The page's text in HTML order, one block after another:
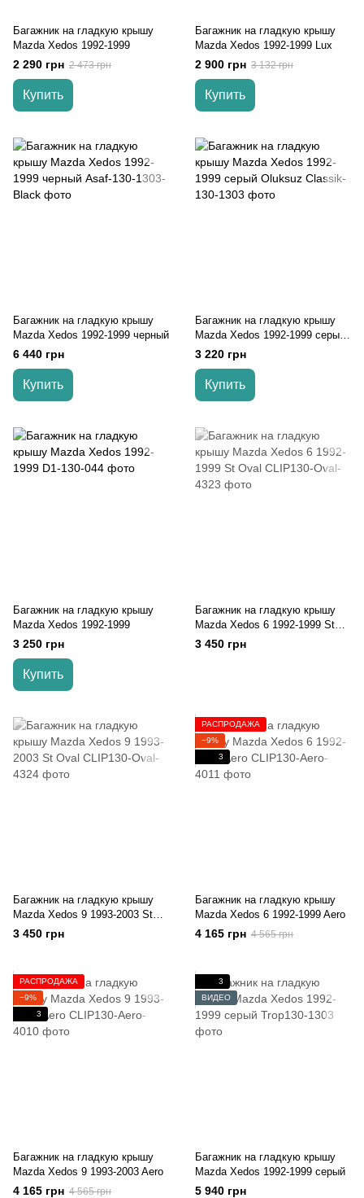
Багажник на гладкую крышу
Mazda Xedos 1992-1999
2 290 грн 2 473 грн
Купить
Багажник на гладкую крышу
Mazda Xedos 1992-1999 Lux
2 900 грн 3 132 грн
Купить
Багажник на гладкую крышу
Mazda Xedos 1992-1999 черный
6 440 грн
Купить
Багажник на гладкую крышу
Mazda Xedos 1992-1999 серый
Oluksuz
3 220 грн
Купить
Багажник на гладкую крышу
Mazda Xedos 1992-1999
3 250 грн
Купить
Багажник на гладкую крышу
Mazda Xedos 6 1992-1999 St
Oval
3 450 грн
Багажник на гладкую крышу
Mazda Xedos 9 1993-2003 St
Oval
3 450 грн
РАСПРОДАЖА
−9%
3
Багажник на гладкую крышу
Mazda Xedos 6 1992-1999 Aero
4 165 грн 4 565 грн
РАСПРОДАЖА
−9%
3
Багажник на гладкую крышу
Mazda Xedos 9 1993-2003 Aero
4 165 грн 4 565 грн
3
ВИДЕО
Багажник на гладкую крышу
Mazda Xedos 1992-1999 серый
5 940 грн